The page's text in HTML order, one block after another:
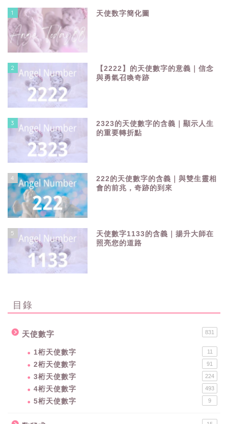
1 天使数字簡化圖
2
【2222】的天使數字的意義｜信念
與勇氣召喚奇跡
3
2323的天使數字的含義｜顯示人生
的重要轉折點
4
222的天使數字的含義｜與雙生靈相
會的前兆，奇跡的到來
5
天使數字1133的含義｜揚升大師在
照亮您的道路
目錄
天使數字 831
1桁天使數字 11
2桁天使數字 91
3桁天使數字 224
4桁天使數字 493
5桁天使數字 9